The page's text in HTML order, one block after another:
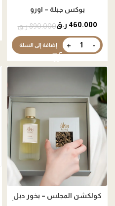
بوكس جبلة – اورو
890.000ر.ق 460.000 ر.ق
إضافة إلى السلة
كولكشن المجلس – بخور دبل